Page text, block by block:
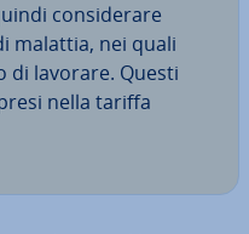
con­si­de­ra­re
malattia, nei quali
di lavorare. Questi
nella tariffa